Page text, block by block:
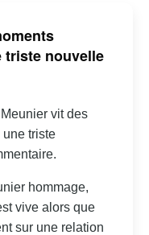
triste nouvelle
vit des
triste
hommage,
vive alors que
sur une relation